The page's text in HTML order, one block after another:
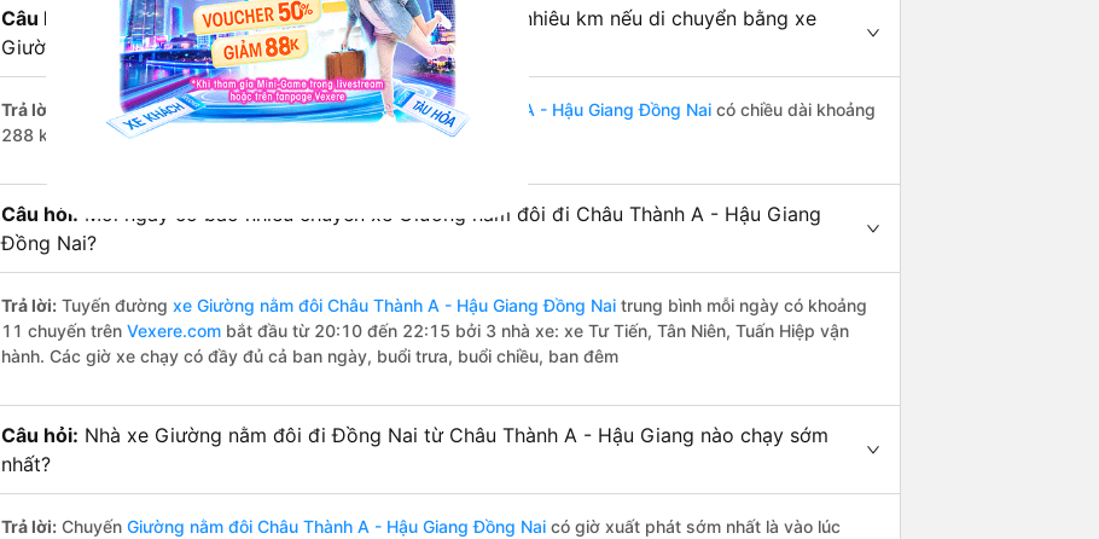
Câu hỏi:
Từ Châu Thành A - Hậu Giang đi Đồng Nai bao nhiêu km nếu di chuyển bằng xe
Giường nằm đôi?
Trả lời: Đường di chuyển bằngxe Giường nằm đôi đi Châu Thành A - Hậu Giang Đồng Nai có chiều dài khoảng
288 km.
Câu hỏi: Mỗi ngày có bao nhiêu chuyến xe Giường nằm đôi đi Châu Thành A - Hậu Giang
Đồng Nai?
Trả lời: Tuyến đường xe Giường nằm đôi Châu Thành A - Hậu Giang Đồng Nai trung bình mỗi ngày có khoảng
11 chuyến trên Vexere.com bắt đầu từ 20:10 đến 22:15 bởi 3 nhà xe: xe Tư Tiến, Tân Niên, Tuấn Hiệp vận
hành. Các giờ xe chạy có đầy đủ cả ban ngày, buổi trưa, buổi chiều, ban đêm
Câu hỏi: Nhà xe Giường nằm đôi đi Đồng Nai từ Châu Thành A - Hậu Giang nào chạy sớm
nhất?
Trả lời: Chuyến Giường nằm đôi Châu Thành A - Hậu Giang Đồng Nai có giờ xuất phát sớm nhất là vào lúc